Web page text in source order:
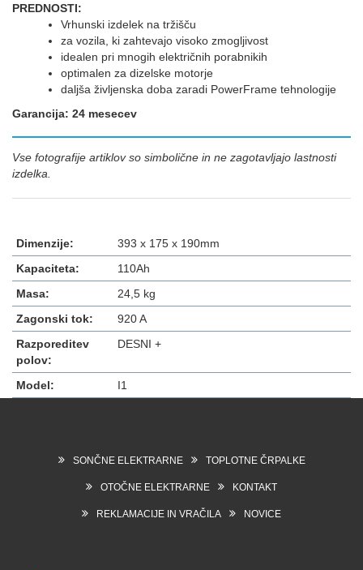
PREDNOSTI:
Vrhunski izdelek na tržišču
za vozila, ki zahtevajo visoko zmogljivost
idealen pri mnogih električnih porabnikih
optimalen za dizelske motorje
daljša življenska doba zaradi PowerFrame tehnologije
Garancija: 24 mesecev
Vse fotografije artiklov so simbolične in ne zagotavljajo lastnosti
izdelka.
Dimenzije:
393 x 175 x 190mm
Kapaciteta:
110Ah
Masa:
24,5 kg
Zagonski tok:
920 A
Razporeditev
polov:
DESNI +
Model: I1
SONČNE ELEKTRARNE TOPLOTNE ČRPALKE
OTOČNE ELEKTRARNE KONTAKT
REKLAMACIJE IN VRAČILA NOVICE